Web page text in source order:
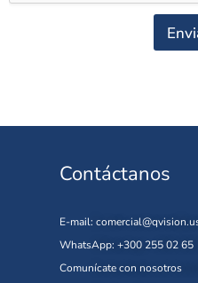
Contáctanos
E-mail:
WhatsApp: +300 255 02 65
Comunícate con nosotros